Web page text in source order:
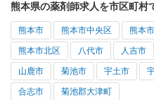
熊本県の薬剤師求人を市区町村
熊本市 熊本市中央区 熊本
熊本市北区 八代市 人吉市
山鹿市 菊池市 宇土市
合志市 菊池郡大津町